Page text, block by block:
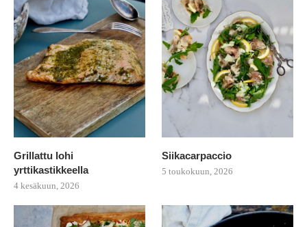
Grillattu lohi
yrttikastikkeella
4 kesäkuun, 2026
Siikacarpaccio
5 toukokuun, 2026